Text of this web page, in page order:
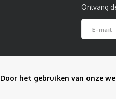
Ontvang
Door het gebruiken van onze